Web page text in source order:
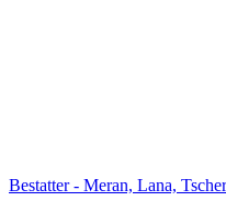
Bestatter - Meran, Lana,